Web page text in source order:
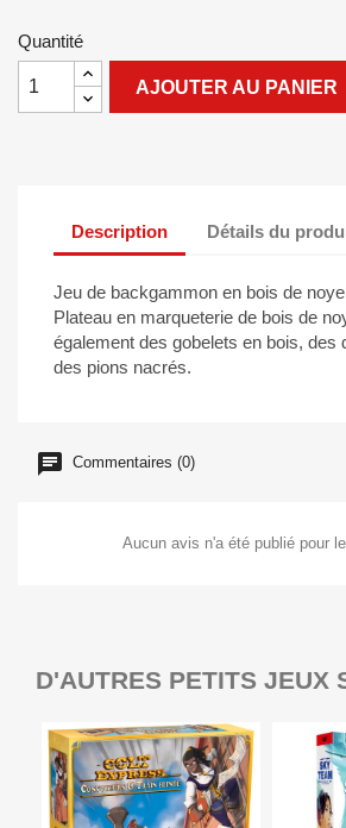
Quantité
AJOUTER AU PANIER
Description Détails du
Jeu de backgammon en bois de
Plateau en marqueterie de bois de
également des gobelets en bois, des
des pions nacrés.
Commentaires (0)
Aucun avis n'a été publié pour
D'AUTRES PETITS JEUX